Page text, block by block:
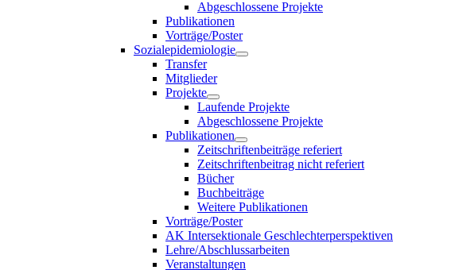
Abgeschlossene Projekte
Publikationen
Vorträge/Poster
Sozialepidemiologie
Transfer
Mitglieder
Projekte
Laufende Projekte
Abgeschlossene Projekte
Publikationen
Zeitschriftenbeiträge referiert
Zeitschriftenbeitrag nicht referiert
Bücher
Buchbeiträge
Weitere Publikationen
Vorträge/Poster
AK Intersektionale Geschlechterperspektiven
Lehre/Abschlussarbeiten
Veranstaltungen